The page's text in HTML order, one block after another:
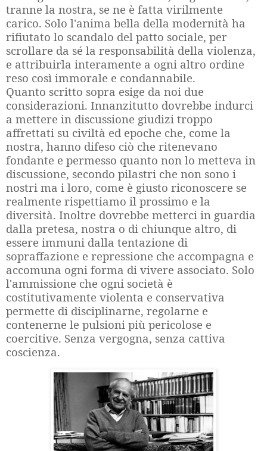
tranne la nostra, se ne è fatta virilmente
carico. Solo l'anima bella della modernità ha
rifiutato lo scandalo del patto sociale, per
scrollare da sé la responsabilità della violenza,
e attribuirla interamente a ogni altro ordine
reso così immorale e condannabile.
Quanto scritto sopra esige da noi due
considerazioni. Innanzitutto dovrebbe indurci
a mettere in discussione giudizi troppo
affrettati su civiltà ed epoche che, come la
nostra, hanno difeso ciò che ritenevano
fondante e permesso quanto non lo metteva in
discussione, secondo pilastri che non sono i
nostri ma i loro, come è giusto riconoscere se
realmente rispettiamo il prossimo e la
diversità. Inoltre dovrebbe metterci in guardia
dalla pretesa, nostra o di chiunque altro, di
essere immuni dalla tentazione di
sopraffazione e repressione che accompagna e
accomuna ogni forma di vivere associato. Solo
l'ammissione che ogni società è
costitutivamente violenta e conservativa
permette di disciplinarne, regolarne e
contenerne le pulsioni più pericolose e
coercitive. Senza vergogna, senza cattiva
coscienza.